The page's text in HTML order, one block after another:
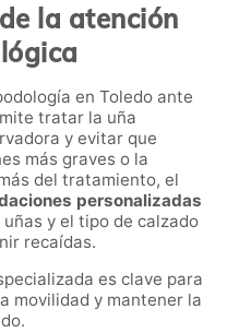
la atención
en Toledo ante
tratar la uña
y evitar que
más graves o la
del tratamiento, el
personalizadas
y el tipo de calzado
recaídas.
es clave para
movilidad y mantener la